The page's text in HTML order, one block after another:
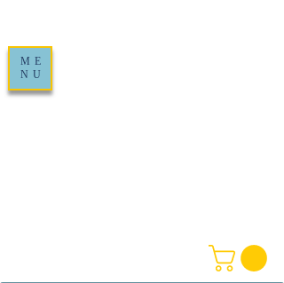
ME
NU